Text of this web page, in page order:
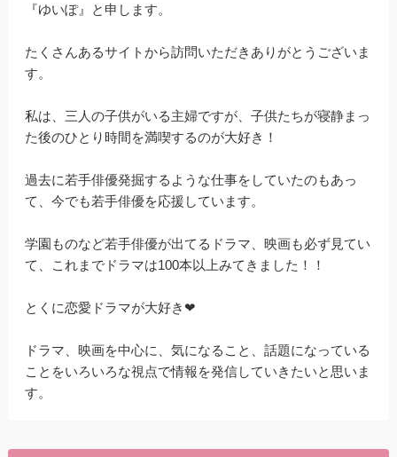
『ゆいぽ』と申します。
たくさんあるサイトから訪問いただきありがとうございま
す。
私は、三人の子供がいる主婦ですが、子供たちが寝静まっ
た後のひとり時間を満喫するのが大好き！
過去に若手俳優発掘するような仕事をしていたのもあっ
て、今でも若手俳優を応援しています。
学園ものなど若手俳優が出てるドラマ、映画も必ず見てい
て、これまでドラマは100本以上みてきました！！
とくに恋愛ドラマが大好き❤
ドラマ、映画を中心に、気になること、話題になっている
ことをいろいろな視点で情報を発信していきたいと思いま
す。